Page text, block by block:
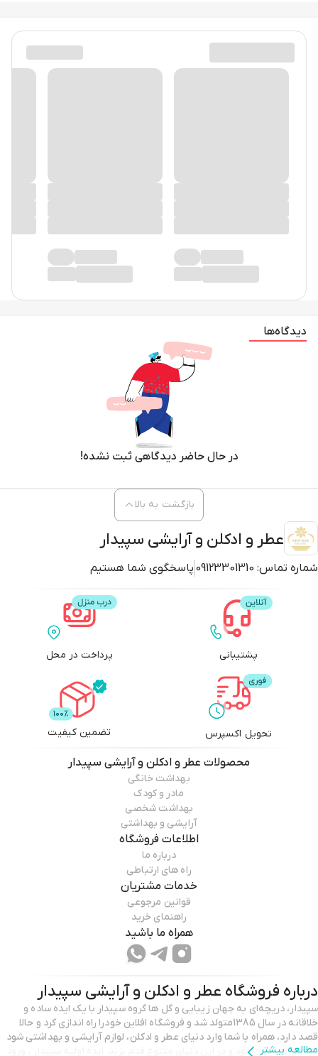
دیدگاه‌ها
در حال حاضر دیدگاهی ثبت نشده!
عطر و ادکلن و آرایشی سپیدار
شماره تماس: 09123301310 پاسخگوی شما هستیم
بازگشت به بالا
پشتیبانی پرداخت در محل
تحویل اکسپرس تضمین کیفیت
محصولات عطر و ادکلن و آرایشی سپیدار
بهداشت خانگی
مادر و کودک
بهداشت شخصی
آرایشی و بهداشتی
اطلاعات فروشگاه
درباره ما
راه های ارتباطی
خدمات مشتریان
قوانین مرجوعی
راهنمای خرید
همراه ما باشید
درباره فروشگاه عطر و ادکلن و آرایشی سپیدار
سپیدار، دریچه‌ای به جهان زیبایی و گل ها گروه سپیدار با یک ایده‌ ساده و
خلاقانه در سال 1385متولد شد و فروشگاه افلاین خودرا راه اندازی کرد و حالا
قصد دارد، همراه با شما وارد دنیای عطر و ادکلن، لوازم آرایشی و بهداشتی شود
مطالعه بیشتر